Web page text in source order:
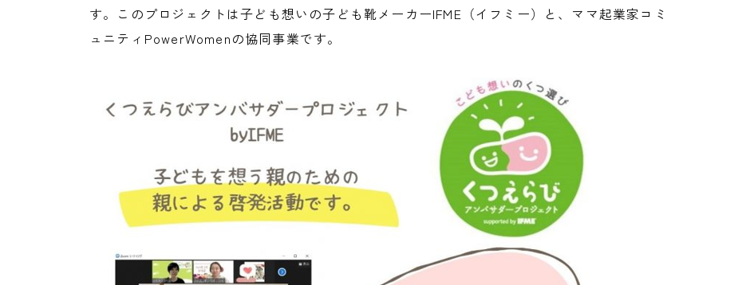
す。このプロジェクトは子ども想いの子ども靴メーカーIFME（イフミー）と、ママ起業家コミ
ュニティPowerWomenの協同事業です。